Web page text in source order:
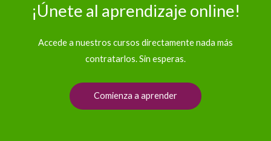
¡Únete al aprendizaje online!
Accede a nuestros cursos directamente nada más
contratarlos. Sin esperas.​​
Comienza a aprender